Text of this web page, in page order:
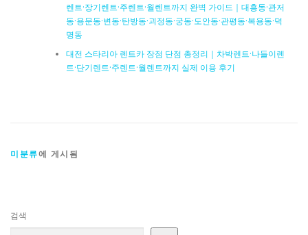
렌트·장기렌트·주렌트·월렌트까지 완벽 가이드｜대흥동·관저
동·용문동·변동·탄방동·괴정동·궁동·도안동·관평동·복용동·덕
명동
대전 스타리아 렌트카 장점 단점 총정리｜차박렌트·나들이렌
트·단기렌트·주렌트·월렌트까지 실제 이용 후기
미분류에 게시됨
검색